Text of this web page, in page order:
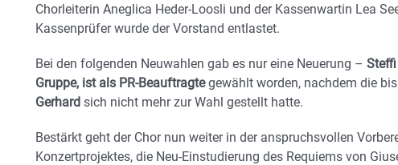
Chorleiterin Aneglica Heder-Loosli und der Kassenwartin Lea
Kassenprüfer wurde der Vorstand entlastet.
Bei den folgenden Neuwahlen gab es nur eine Neuerung –
Gruppe, ist als PR-Beauftragtegewählt worden, nachdem die
Gerhard sich nicht mehr zur Wahl gestellt hatte.
Bestärkt geht der Chor nun weiter in der anspruchsvollen
Konzertprojektes, die Neu-Einstudierung des Requiems von